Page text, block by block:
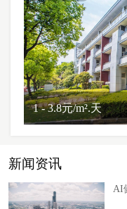
1 - 3.8元/m².天
新闻资讯